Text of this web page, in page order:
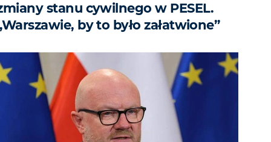
stanu cywilnego w PESEL.
by to było załatwione”